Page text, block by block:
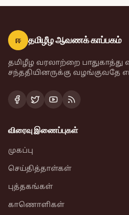
ஈ தமிழீழ ஆவணக் காப்பகம்
தமிழீழ வரலாற்றை பாதுகாத்து
சந்ததியினருக்கு வழங்குவதே
விரைவு இணைப்புகள்
முகப்பு
செய்தித்தாள்கள்
புத்தகங்கள்
காணொளிகள்